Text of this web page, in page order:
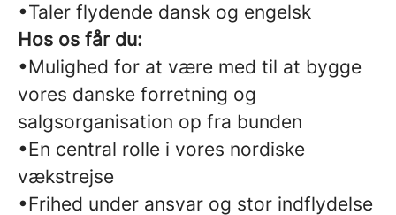
•Taler flydende dansk og engelsk
Hos os får du:
•Mulighed for at være med til at bygge
vores danske forretning og
salgsorganisation op fra bunden
•En central rolle i vores nordiske
vækstrejse
•Frihed under ansvar og stor indflydelse